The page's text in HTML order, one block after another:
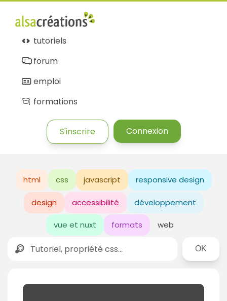
tutoriels
forum
emploi
formations
S'inscrire Connexion
html css javascript responsive design
design accessibilité développement
vue et nuxt formats web
Rechercher